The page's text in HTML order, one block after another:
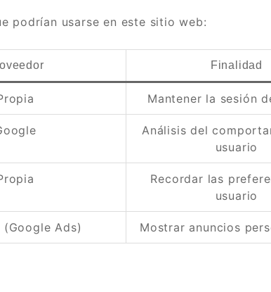
podrían usarse en este sitio web:
Finalidad
Mantener la sesión
Análisis del
usuario
Recordar las
usuario
(Google Ads) Mostrar anuncios